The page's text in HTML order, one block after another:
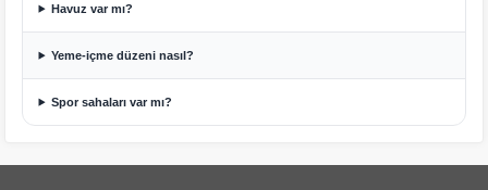
Havuz var mı?
Yeme-içme düzeni nasıl?
Spor sahaları var mı?